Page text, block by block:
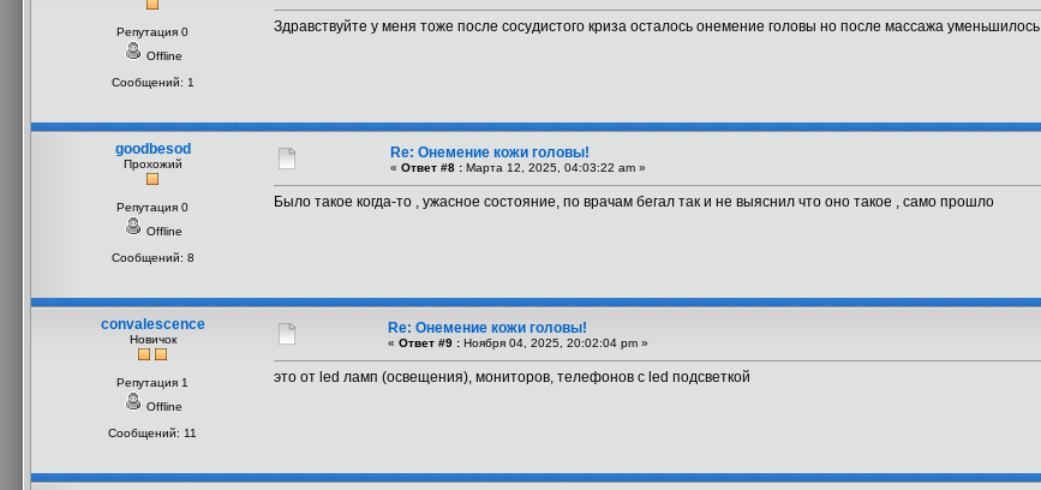
Репутация 0
Offline
Сообщений: 1
Здравствуйте у меня тоже после сосудистого криза осталось онемение головы но после массажа уменьшилось
goodbesod
Прохожий
Репутация 0
Offline
Сообщений: 8
Re: Онемение кожи головы!
« Ответ #8 : Марта 12, 2025, 04:03:22 am »
Было такое когда-то , ужасное состояние, по врачам бегал так и не выяснил что оно такое , само прошло
convalescence
Новичок
Репутация 1
Offline
Сообщений: 11
Re: Онемение кожи головы!
« Ответ #9 : Ноября 04, 2025, 20:02:04 pm »
это от led ламп (освещения), мониторов, телефонов с led подсветкой